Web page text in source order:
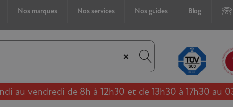
Nos marques Nos services Nos guides Blog
×
au vendredi de 8h à 12h30 et de 13h30 à 17h30 au